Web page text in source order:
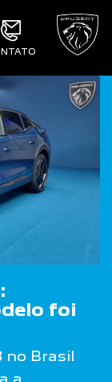
foi
no Brasil
a